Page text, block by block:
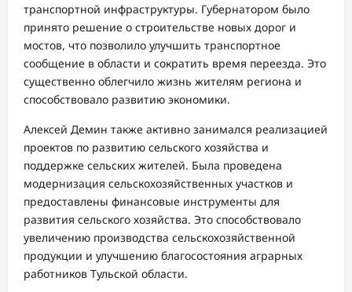
транспортной инфраструктуры. Губернатором было
принято решение о строительстве новых дорог и
мостов, что позволило улучшить транспортное
сообщение в области и сократить время переезда. Это
существенно облегчило жизнь жителям региона и
способствовало развитию экономики.
Алексей Демин также активно занимался реализацией
проектов по развитию сельского хозяйства и
поддержке сельских жителей. Была проведена
модернизация сельскохозяйственных участков и
предоставлены финансовые инструменты для
развития сельского хозяйства. Это способствовало
увеличению производства сельскохозяйственной
продукции и улучшению благосостояния аграрных
работников Тульской области.